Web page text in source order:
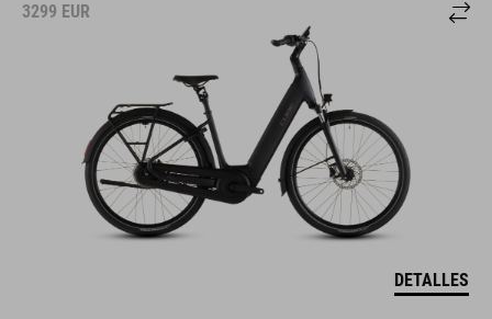
3299 EUR
DETALLES